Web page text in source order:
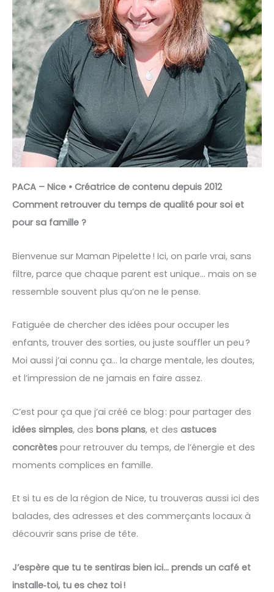
PACA – Nice • Créatrice de contenu depuis 2012
Comment retrouver du temps de qualité pour soi et
pour sa famille ?
Bienvenue sur Maman Pipelette ! Ici, on parle vrai, sans
filtre, parce que chaque parent est unique… mais on se
ressemble souvent plus qu’on ne le pense.
Fatiguée de chercher des idées pour occuper les
enfants, trouver des sorties, ou juste souffler un peu ?
Moi aussi j’ai connu ça… la charge mentale, les doutes,
et l’impression de ne jamais en faire assez.
C’est pour ça que j’ai créé ce blog : pour partager des
idées simples, des bons plans, et des astuces
concrètes pour retrouver du temps, de l’énergie et des
moments complices en famille.
Et si tu es de la région de Nice, tu trouveras aussi ici des
balades, des adresses et des commerçants locaux à
découvrir sans prise de tête.
J’espère que tu te sentiras bien ici… prends un café et
installe‑toi, tu es chez toi !